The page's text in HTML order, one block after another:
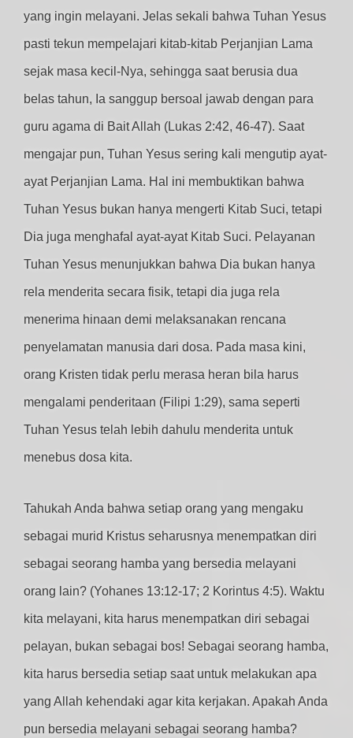
yang ingin melayani. Jelas sekali bahwa Tuhan Yesus
pasti tekun mempelajari kitab-kitab Perjanjian Lama
sejak masa kecil-Nya, sehingga saat berusia dua
belas tahun, Ia sanggup bersoal jawab dengan para
guru agama di Bait Allah (Lukas 2:42, 46-47). Saat
mengajar pun, Tuhan Yesus sering kali mengutip ayat-
ayat Perjanjian Lama. Hal ini membuktikan bahwa
Tuhan Yesus bukan hanya mengerti Kitab Suci, tetapi
Dia juga menghafal ayat-ayat Kitab Suci. Pelayanan
Tuhan Yesus menunjukkan bahwa Dia bukan hanya
rela menderita secara fisik, tetapi dia juga rela
menerima hinaan demi melaksanakan rencana
penyelamatan manusia dari dosa. Pada masa kini,
orang Kristen tidak perlu merasa heran bila harus
mengalami penderitaan (Filipi 1:29), sama seperti
Tuhan Yesus telah lebih dahulu menderita untuk
menebus dosa kita.
Tahukah Anda bahwa setiap orang yang mengaku
sebagai murid Kristus seharusnya menempatkan diri
sebagai seorang hamba yang bersedia melayani
orang lain? (Yohanes 13:12-17; 2 Korintus 4:5). Waktu
kita melayani, kita harus menempatkan diri sebagai
pelayan, bukan sebagai bos! Sebagai seorang hamba,
kita harus bersedia setiap saat untuk melakukan apa
yang Allah kehendaki agar kita kerjakan. Apakah Anda
pun bersedia melayani sebagai seorang hamba?